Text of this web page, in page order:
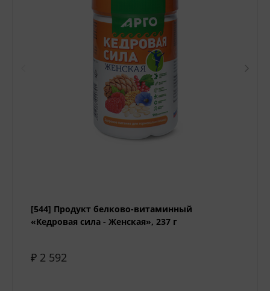
[544] Продукт белково-витаминный
«Кедровая сила - Женская», 237 г
₽ 2 592